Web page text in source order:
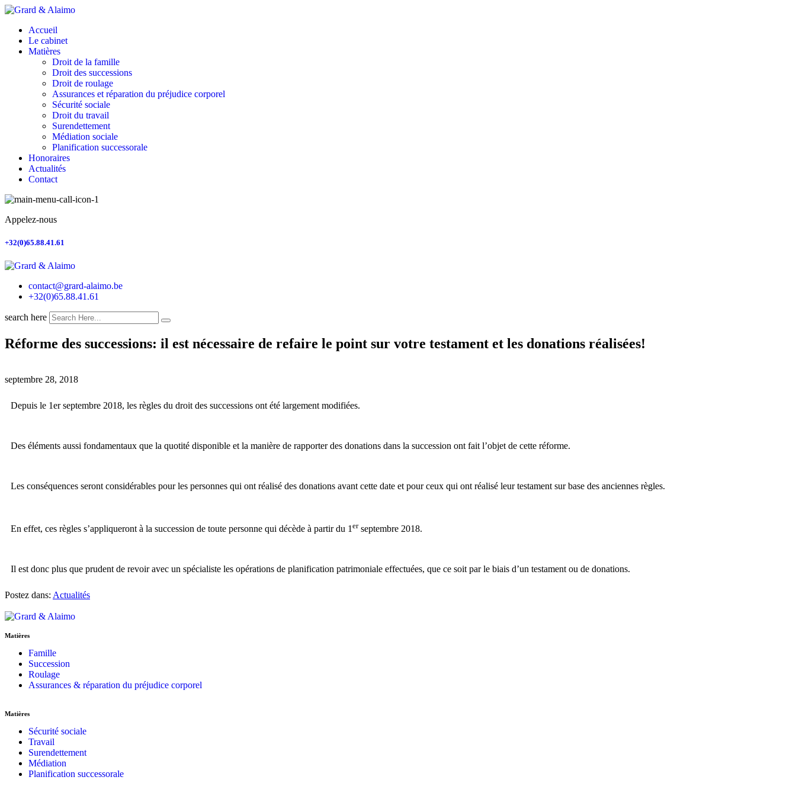
Accueil
Le cabinet
Matières
Droit de la famille
Droit des successions
Droit de roulage
Assurances et réparation du préjudice corporel
Sécurité sociale
Droit du travail
Surendettement
Médiation sociale
Planification successorale
Honoraires
Actualités
Contact
Appelez-nous
+32(0)65.88.41.61
contact@grard-alaimo.be
+32(0)65.88.41.61
search here
Réforme des successions: il est nécessaire de refaire le point sur votre testament et les donations réalisées!
septembre 28, 2018
Depuis le 1er septembre 2018, les règles du droit des successions ont été largement modifiées.
Des éléments aussi fondamentaux que la quotité disponible et la manière de rapporter des donations dans la succession ont fait l’objet de cette réforme.
Les conséquences seront considérables pour les personnes qui ont réalisé des donations avant cette date et pour ceux qui ont réalisé leur testament sur base des anciennes règles.
En effet, ces règles s’appliqueront à la succession de toute personne qui décède à partir du 1erseptembre 2018.
Il est donc plus que prudent de revoir avec un spécialiste les opérations de planification patrimoniale effectuées, que ce soit par le biais d’un testament ou de donations.
Postez dans: Actualités
Matières
Famille
Succession
Roulage
Assurances & réparation du préjudice corporel
Matières
Sécurité sociale
Travail
Surendettement
Médiation
Planification successorale